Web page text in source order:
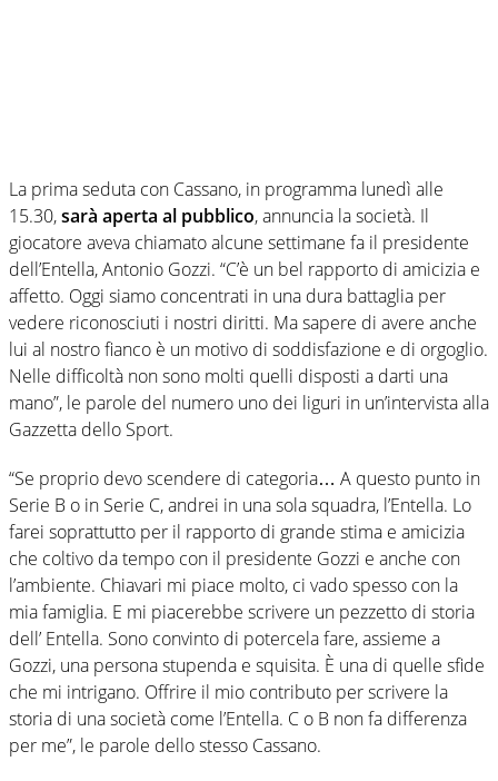
La prima seduta con Cassano, in programma lunedì alle
15.30,sarà aperta al pubblico, annuncia la società. Il
giocatore aveva chiamato alcune settimane fa il presidente
dell’Entella, Antonio Gozzi. “C’è un bel rapporto di amicizia e
affetto. Oggi siamo concentrati in una dura battaglia per
vedere riconosciuti i nostri diritti. Ma sapere di avere anche
lui al nostro fianco è un motivo di soddisfazione e di orgoglio.
Nelle difficoltà non sono molti quelli disposti a darti una
mano”, le parole del numero uno dei liguri in un’intervista alla
Gazzetta dello Sport.
“Se proprio devo scendere di categoria… A questo punto in
Serie B o in Serie C, andrei in una sola squadra, l’Entella. Lo
farei soprattutto per il rapporto di grande stima e amicizia
che coltivo da tempo con il presidente Gozzi e anche con
l’ambiente. Chiavari mi piace molto, ci vado spesso con la
mia famiglia. E mi piacerebbe scrivere un pezzetto di storia
dell’ Entella. Sono convinto di potercela fare, assieme a
Gozzi, una persona stupenda e squisita. È una di quelle sfide
che mi intrigano. Offrire il mio contributo per scrivere la
storia di una società come l’Entella. C o B non fa differenza
per me”, le parole dello stesso Cassano.